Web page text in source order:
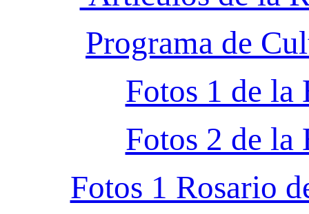
Programa de
Fotos 1 de la
Fotos 2 de la
Fotos 1 Rosario